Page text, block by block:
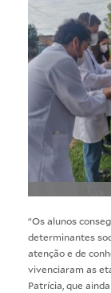
“Os alunos
determinantes
atenção e de
vivenciaram as
Patrícia, que